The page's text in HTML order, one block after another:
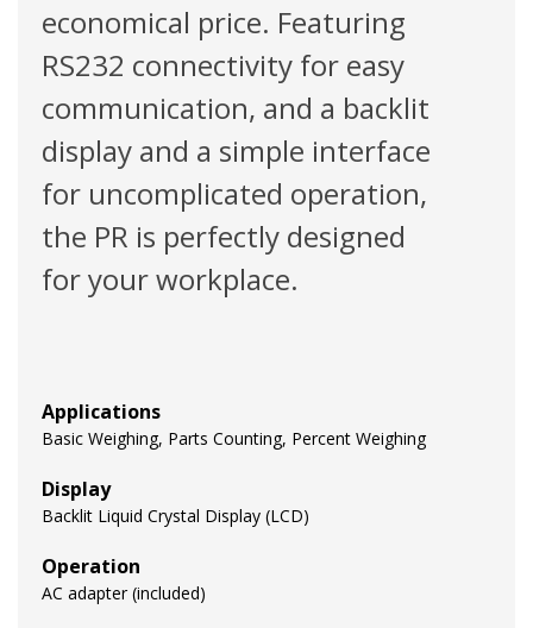
economical price. Featuring
RS232 connectivity for easy
communication, and a backlit
display and a simple interface
for uncomplicated operation,
the PR is perfectly designed
for your workplace.
Applications
Basic Weighing, Parts Counting, Percent Weighing
Display
Backlit Liquid Crystal Display (LCD)
Operation
AC adapter (included)